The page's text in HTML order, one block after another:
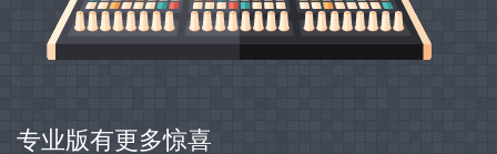
专业版有更多惊喜